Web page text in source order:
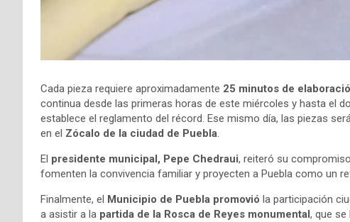
Cada pieza requiere aproximadamente 25 minutos de
continua desde las primeras horas de este miércoles y hasta el
establece el reglamento del récord. Ese mismo día, las piezas
en el Zócalo de la ciudad de Puebla.
El presidente municipal, Pepe Chedraui, reiteró su
fomenten la convivencia familiar y proyecten a Puebla como un
Finalmente, el Municipio de Puebla promovió la participación
a asistir a la partida de la Rosca de Reyes monumental, que se